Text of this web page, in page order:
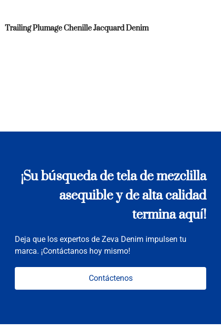
Trailing Plumage Chenille Jacquard Denim
¡Su búsqueda de tela de mezclilla
asequible y de alta calidad
termina aquí!
Deja que los expertos de Zeva Denim impulsen tu
marca. ¡Contáctanos hoy mismo!
Contáctenos